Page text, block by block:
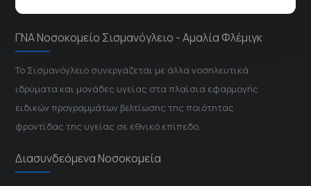
ΓΝΑ Νοσοκομείο Σισμανόγλειο - Αμαλία Φλέμιγκ
Το Σισμανόγλειο συνεργάζεται με άλλα νοσηλευτικά
ιδρύματα και μονάδες υγείας στα πλαίσια εφαρμογής
ειδικών προγραμμάτων βελτίωσης της ποιότητας
φροντίδας της υγείας σε εθνικό επίπεδο.
Διασυνδεόμενα Νοσοκομεία